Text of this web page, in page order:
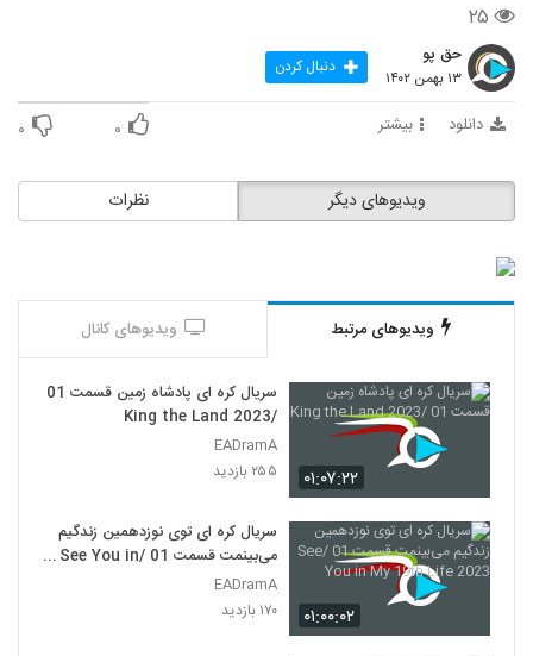
۲۵
حق پو
۱۳ بهمن ۱۴۰۲ دنبال کردن
دانلود بیشتر ۰ ۰
نظرات ویدیوهای دیگر
ویدیوهای مرتبط ویدیوهای کانال
۰۱:۰۷:۲۲
سریال کره ای پادشاه زمین قسمت 01
/King the Land 2023
EADramA
۲۵۵ بازدید
۰۱:۰۰:۰۲
سریال کره ای توی نوزدهمین زندگیم
می‌بینمت قسمت 01 /See You in
My 19th Life 2023
EADramA
۱۷۰ بازدید